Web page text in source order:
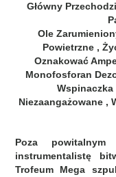
Główny
Ole
Powietrzne ,
Oznakować
Monofosforan
Wspinaczka
Niezaangażowane ,
Poza
instrumentalistę
Trofeum Mega